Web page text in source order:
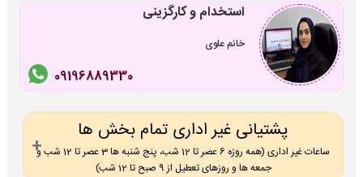
استخدام و کارگزینی
خانم علوی
09196889330
پشتیانی غیر اداری تمام بخش ها
ساعات غیر اداری (همه روزه 6 عصر تا 12 شب، پنج شنبه ها 3 عصر تا 12 شب و
جمعه ها و روزهای تعطیل از 9 صبح تا 12 شب)